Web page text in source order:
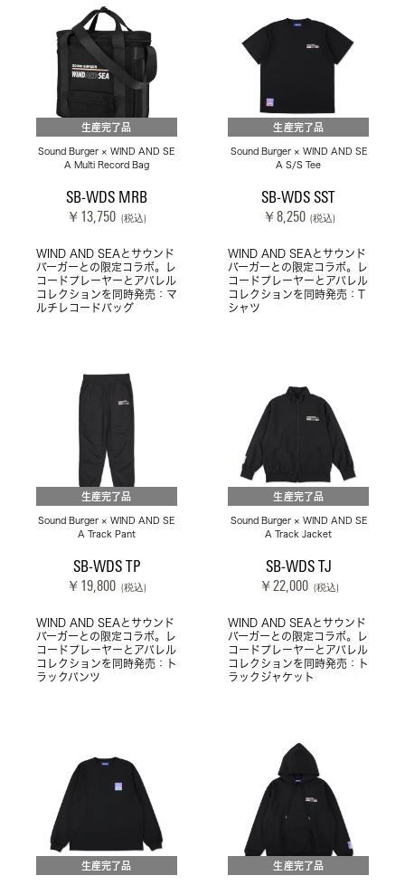
生産完了品
Sound Burger × WIND AND SE
A Multi Record Bag
SB-WDS MRB
￥13,750 (税込)
WIND AND SEAとサウンド
バーガーとの限定コラボ。レ
コードプレーヤーとアパレル
コレクションを同時発売：マ
ルチレコードバッグ
生産完了品
Sound Burger × WIND AND SE
A S/S Tee
SB-WDS SST
￥8,250 (税込)
WIND AND SEAとサウンド
バーガーとの限定コラボ。レ
コードプレーヤーとアパレル
コレクションを同時発売：T
シャツ
生産完了品
Sound Burger × WIND AND SE
A Track Pant
SB-WDS TP
￥19,800 (税込)
WIND AND SEAとサウンド
バーガーとの限定コラボ。レ
コードプレーヤーとアパレル
コレクションを同時発売：ト
ラックパンツ
生産完了品
Sound Burger × WIND AND SE
A Track Jacket
SB-WDS TJ
￥22,000 (税込)
WIND AND SEAとサウンド
バーガーとの限定コラボ。レ
コードプレーヤーとアパレル
コレクションを同時発売：ト
ラックジャケット
生産完了品 生産完了品